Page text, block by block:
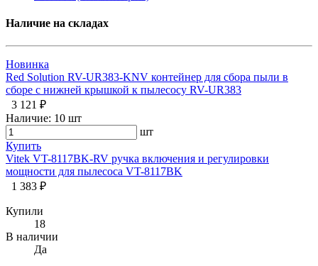
Наличие на складах
Новинка
Red Solution RV-UR383-KNV контейнер для сбора пыли в
сборе с нижней крышкой к пылесосу RV-UR383
3 121 ₽
Наличие: 10 шт
шт
Купить
Vitek VT-8117BK-RV ручка включения и регулировки
мощности для пылесоса VT-8117BK
1 383 ₽
Купили
18
В наличии
Да